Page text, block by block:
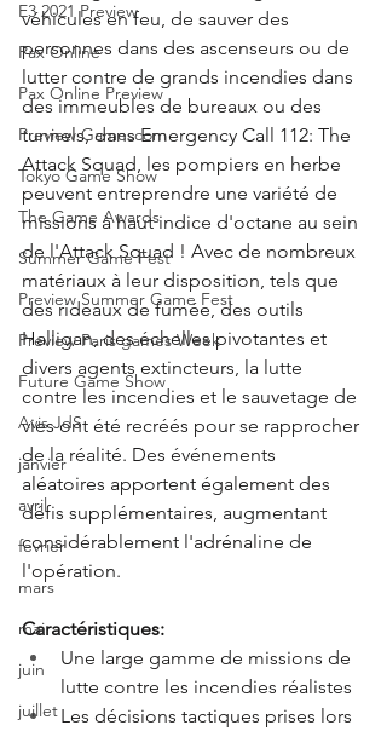
E3 2021 Preview
Pax Online
Pax Online Preview
Preview Gamescom
Tokyo Game Show
The Game Awards
Summer Game Fest
Preview Summer Game Fest
Preview Paris games Week
Future Game Show
Avis JdS
janvier
avril
fevrier
mars
mai
juin
juillet
véhicules en feu, de sauver des
personnes dans des ascenseurs ou de
lutter contre de grands incendies dans
des immeubles de bureaux ou des
tunnels, dans Emergency Call 112: The
Attack Squad, les pompiers en herbe
peuvent entreprendre une variété de
missions à haut indice d'octane au sein
de l'Attack Squad ! Avec de nombreux
matériaux à leur disposition, tels que
des rideaux de fumée, des outils
Halligan, des échelles pivotantes et
divers agents extincteurs, la lutte
contre les incendies et le sauvetage de
vies ont été recréés pour se rapprocher
de la réalité. Des événements
aléatoires apportent également des
défis supplémentaires, augmentant
considérablement l'adrénaline de
l'opération.
Caractéristiques:
Une large gamme de missions de
lutte contre les incendies réalistes
Les décisions tactiques prises lors